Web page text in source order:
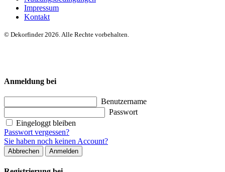
Impressum
Kontakt
© Dekorfinder 2026. Alle Rechte vorbehalten.
Anmeldung bei
Benutzername
Passwort
Eingeloggt bleiben
Passwort vergessen?
Sie haben noch keinen Account?
Abbrechen Anmelden